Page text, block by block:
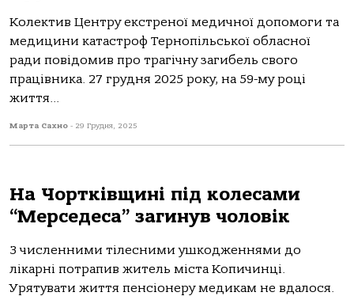
Колектив Центру екстреної медичної допомоги та
медицини катастроф Тернопільської обласної
ради повідомив про трагічну загибель свого
працівника. 27 грудня 2025 року, на 59-му році
життя...
Марта Сахно - 29 Грудня, 2025
На Чортківщині під колесами
“Мерседеса” загинув чоловік
З численними тілесними ушкодженнями до
лікарні потрапив житель міста Копичинці.
Урятувати життя пенсіонеру медикам не вдалося.